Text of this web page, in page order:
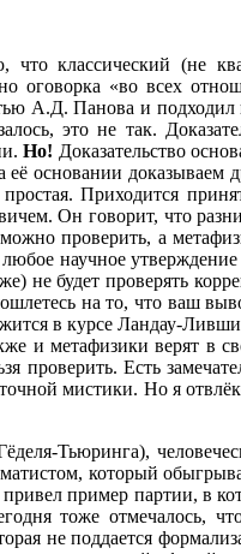
что классический (не
оговорка «во всех
А.Д. Панова и подходил
это не так.
Но! Доказательство
основании
Приходится
Он говорит, что
проверить, а
научное
будет проверять
на то, что ваш
в курсе Ландау-
и метафизики верят
проверить. Есть
мистики. Но я
Тьюринга),
который
пример партии, в
тоже отмечалось,
не поддается